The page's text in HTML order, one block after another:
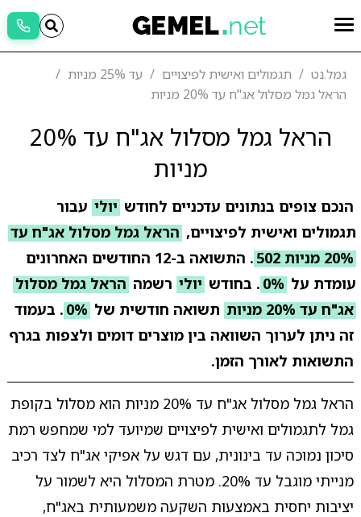
גמל.נט תגמולים ואישית לפיצויים
עד 25% מניות
הראל גמל מסלול אג"ח עד 20% מניות
הראל גמל מסלול אג"ח עד 20%
מניות
הנכם צופים בנתונים עדכניים לחודש יולי עבור
תגמולים ואישית לפיצויים, הראל גמל מסלול אג"ח עד
20% מניות 502
. התשואה ב-12 החודשים האחרונים
עומדת על 0% . בחודש יולי רשמה הראל גמל מסלול
אג"ח עד 20% מניות
תשואה חודשית של 0% . בעמוד
זה ניתן לערוך השוואה בין מוצרים דומים ולצפות בגרף
התשואות לאורך הזמן.
הראל גמל מסלול אג"ח עד 20% מניות הוא מסלול בקופת
גמל לתגמולים ואישית לפיצויים שמיועד למי שמחפש רמת
סיכון נמוכה עד בינונית, עם דגש על אפיקי אג"ח לצד רכיב
מנייתי מוגבל עד 20%. מטרת המסלול היא לשמור על
יציבות יחסית באמצעות השקעה משמעותית באג"ח,